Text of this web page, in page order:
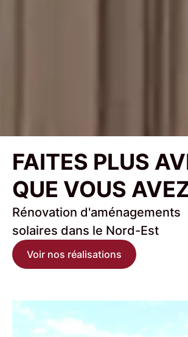
Rénovation d'aménagements
solaires dans le Nord-Est
FAITES PLUS
QUE VOUS
Voir nos réalisations